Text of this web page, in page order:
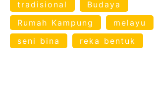
tradisional
Budaya
Rumah Kampung
melayu
seni bina
reka bentuk